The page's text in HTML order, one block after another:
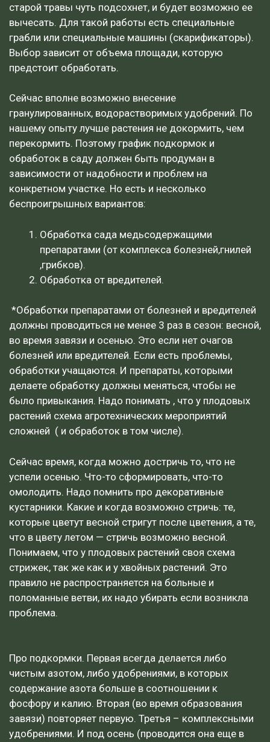
старой травы чуть подсохнет, и будет возможно ее
вычесать. Для такой работы есть специальные
грабли или специальные машины (скарификаторы).
Выбор зависит от объема площади, которую
предстоит обработать.
Сейчас вполне возможно внесение
гранулированных, водорастворимых удобрений. По
нашему опыту лучше растения не докормить, чем
перекормить. Поэтому график подкормок и
обработок в саду должен быть продуман в
зависимости от надобности и проблем на
конкретном участке. Но есть и несколько
беспроигрышных вариантов:
Обработка сада медьсодержащими
препаратами (от комплекса болезней,гнилей
,грибков).
Обработка от вредителей.
*Обработки препаратами от болезней и вредителей
должны проводиться не менее 3 раз в сезон: весной,
во время завязи и осенью. Это если нет очагов
болезней или вредителей. Если есть проблемы,
обработки учащаются. И препараты, которыми
делаете обработку должны меняться, чтобы не
было привыкания. Надо понимать , что у плодовых
растений схема агротехнических мероприятий
сложней ( и обработок в том числе).
Сейчас время, когда можно достричь то, что не
успели осенью. Что-то сформировать, что-то
омолодить. Надо помнить про декоративные
кустарники. Какие и когда возможно стричь: те,
которые цветут весной стригут после цветения, а те,
что в цвету летом — стричь возможно весной.
Понимаем, что у плодовых растений своя схема
стрижек, так же как и у хвойных растений. Это
правило не распространяется на больные и
поломанные ветви, их надо убирать если возникла
проблема.
Про подкормки. Первая всегда делается либо
чистым азотом, либо удобрениями, в которых
содержание азота больше в соотношении к
фосфору и калию. Вторая (во время образования
завязи) повторяет первую. Третья – комплексными
удобрениями. И под осень (проводится она еще в